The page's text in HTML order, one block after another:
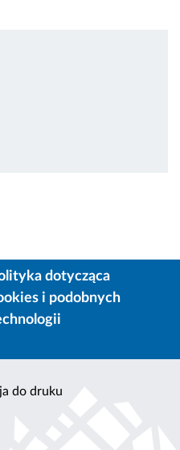
dotycząca
i podobnych
do druku